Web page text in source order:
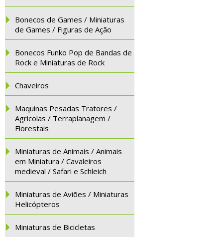
Bonecos de Games / Miniaturas
de Games / Figuras de Ação
Bonecos Funko Pop de Bandas de
Rock e Miniaturas de Rock
Chaveiros
Maquinas Pesadas Tratores /
Agricolas / Terraplanagem /
Florestais
Miniaturas de Animais / Animais
em Miniatura / Cavaleiros
medieval / Safari e Schleich
Miniaturas de Aviões / Miniaturas
Helicópteros
Miniaturas de Bicicletas